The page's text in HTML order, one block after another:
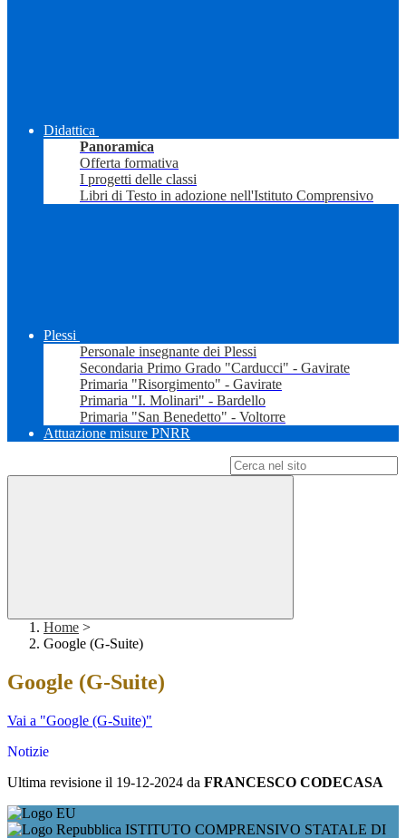
Didattica
Panoramica
Offerta formativa
I progetti delle classi
Libri di Testo in adozione nell'Istituto Comprensivo
Plessi
Personale insegnante dei Plessi
Secondaria Primo Grado "Carducci" - Gavirate
Primaria "Risorgimento" - Gavirate
Primaria "I. Molinari" - Bardello
Primaria "San Benedetto" - Voltorre
Attuazione misure PNRR
Home >
Google (G-Suite)
Google (G-Suite)
Vai a "Google (G-Suite)"
Notizie
Ultima revisione il 19-12-2024 da FRANCESCO CODECASA
ISTITUTO COMPRENSIVO STATALE DI